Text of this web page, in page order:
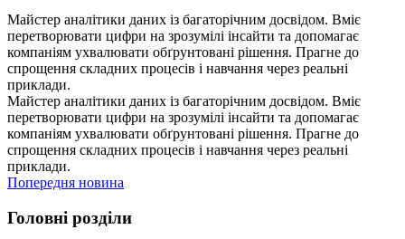
Майстер аналітики даних із багаторічним досвідом. Вміє
перетворювати цифри на зрозумілі інсайти та допомагає
компаніям ухвалювати обґрунтовані рішення. Прагне до
спрощення складних процесів і навчання через реальні
приклади.
Майстер аналітики даних із багаторічним досвідом. Вміє
перетворювати цифри на зрозумілі інсайти та допомагає
компаніям ухвалювати обґрунтовані рішення. Прагне до
спрощення складних процесів і навчання через реальні
приклади.
Попередня новина
Головні розділи